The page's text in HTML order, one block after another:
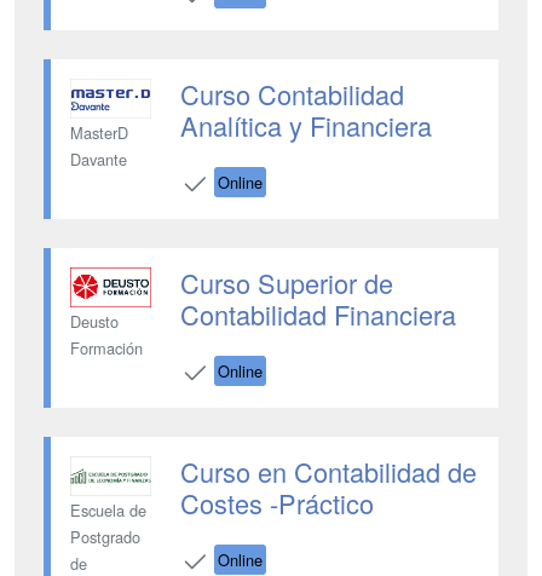
MasterD
Davante
Curso Contabilidad
Analítica y Financiera
Online
Deusto
Formación
Curso Superior de
Contabilidad Financiera
Online
Escuela de
Postgrado
de
Curso en Contabilidad de
Costes -Práctico
Online